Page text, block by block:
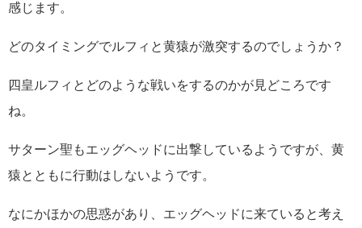
感じます。
どのタイミングでルフィと黄猿が激突するのでしょうか？
四皇ルフィとどのような戦いをするのかが見どころです
ね。
サターン聖もエッグヘッドに出撃しているようですが、黄
猿とともに行動はしないようです。
なにかほかの思惑があり、エッグヘッドに来ていると考え